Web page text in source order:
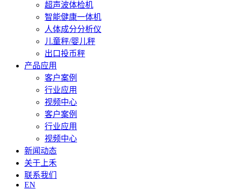
超声波体检机
智能健康一体机
人体成分分析仪
儿童秤/婴儿秤
出口投币秤
产品应用
客户案例
行业应用
视频中心
客户案例
行业应用
视频中心
新闻动态
关于上禾
联系我们
EN